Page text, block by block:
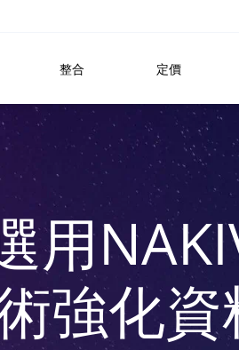
整合 定價
用
強化